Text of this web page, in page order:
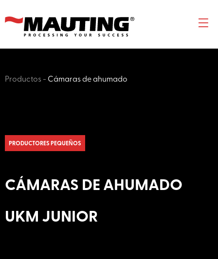
Productos - Cámaras de ahumado
PRODUCTORES PEQUEÑOS
CÁMARAS DE AHUMADO
UKM JUNIOR